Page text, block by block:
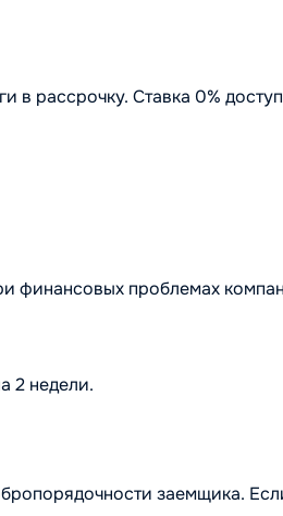
в рассрочку. Ставка 0%
финансовых проблемах
2 недели.
заемщика.